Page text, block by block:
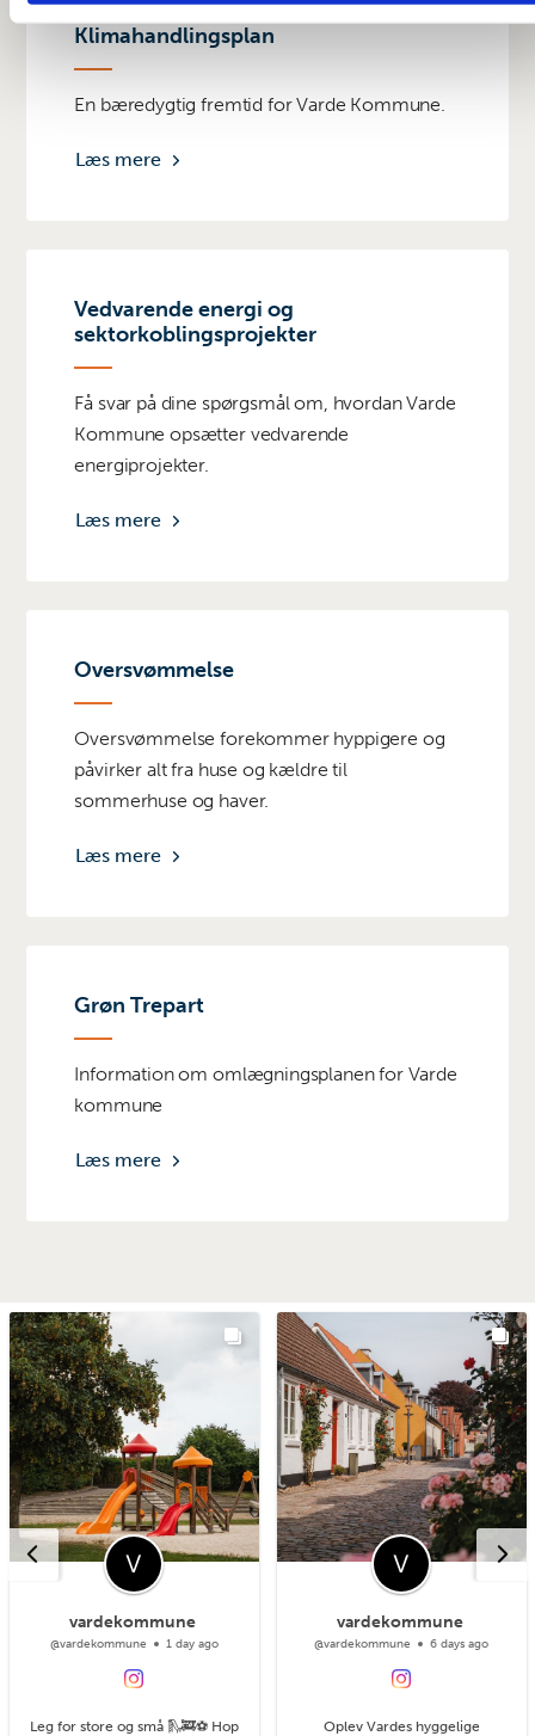
Klimahandlingsplan
En bæredygtig fremtid for Varde Kommune.
Læs mere
Vedvarende energi og
sektorkoblingsprojekter
Få svar på dine spørgsmål om, hvordan Varde
Kommune opsætter vedvarende
energiprojekter.
Læs mere
Oversvømmelse
Oversvømmelse forekommer hyppigere og
påvirker alt fra huse og kældre til
sommerhuse og haver.
Læs mere
Grøn Trepart
Information om omlægningsplanen for Varde
kommune
Læs mere
vardekommune
@vardekommune 1 day ago
Leg for store og små 🛝🚒⚽ Hop
vardekommune
@vardekommune 6 days ago
Oplev Vardes hyggelige